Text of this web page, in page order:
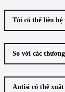
Tôi có thể liên hệ
So với các
Antisi có thể